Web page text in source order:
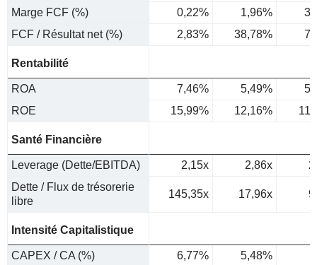
Marge FCF (%)
0,22% 1,96%
FCF / Résultat net (%)
2,83% 38,78%
Rentabilité
ROA 7,46% 5,49%
ROE
15,99% 12,16%
Santé Financière
Leverage (Dette/EBITDA) 2,15x 2,86x
Dette / Flux de trésorerie
libre
145,35x 17,96x
Intensité Capitalistique
CAPEX / CA (%) 6,77% 5,48%